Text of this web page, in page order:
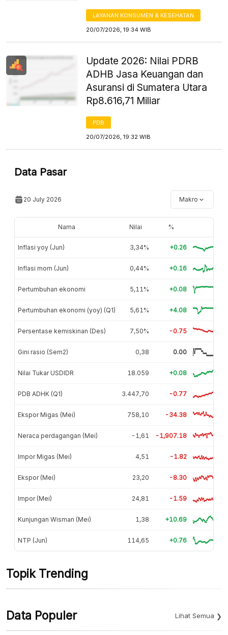
LAYANAN KONSUMEN & KESEHATAN
20/07/2026, 19:34 WIB
Update 2026: Nilai PDRB
ADHB Jasa Keuangan dan
Asuransi di Sumatera Utara
Rp8.616,71 Miliar
PDB
20/07/2026, 19:32 WIB
Data Pasar
20 July 2026 Makro
Nama Nilai %
Inflasi yoy (Jun) 3,34% +0.26
Inflasi mom (Jun) 0,44% +0.16
Pertumbuhan ekonomi 5,11% +0.08
Pertumbuhan ekonomi (yoy) (Q1) 5,61% +4.08
Persentase kemiskinan (Des) 7,50% -0.75
Gini rasio (Sem2) 0,38 0.00
Nilai Tukar USDIDR 18.059 +0.08
PDB ADHK (Q1) 3.447,70 -0.77
Ekspor Migas (Mei) 758,10 -34.38
Neraca perdagangan (Mei) -1,61 -1,907.18
Impor Migas (Mei) 4,51 -1.82
Ekspor (Mei) 23,20 -8.30
Impor (Mei) 24,81 -1.59
Kunjungan Wisman (Mei) 1,38 +10.69
NTP (Jun) 114,65 +0.76
Topik Trending
Data Populer Lihat Semua